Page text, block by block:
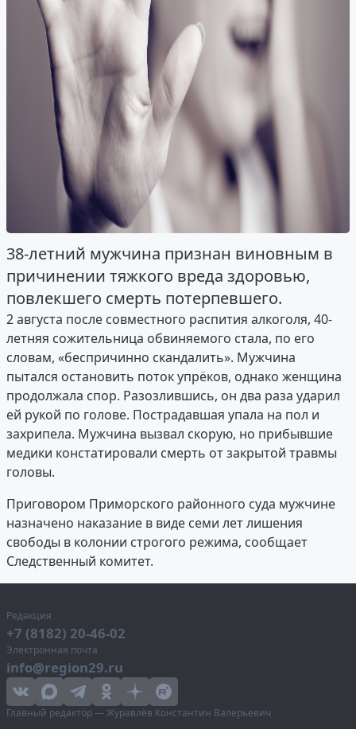
38-летний мужчина признан виновным в
причинении тяжкого вреда здоровью,
повлекшего смерть потерпевшего.
2 августа после совместного распития алкоголя, 40-
летняя сожительница обвиняемого стала, по его
словам, «беспричинно скандалить». Мужчина
пытался остановить поток упрёков, однако женщина
продолжала спор. Разозлившись, он два раза ударил
ей рукой по голове. Пострадавшая упала на пол и
захрипела. Мужчина вызвал скорую, но прибывшие
медики констатировали смерть от закрытой травмы
головы.
Приговором Приморского районного суда мужчине
назначено наказание в виде семи лет лишения
свободы в колонии строгого режима, сообщает
Следственный комитет.
Редакция
+7 (8182) 20-46-02
Электронная почта
info@region29.ru
Главный редактор — Журавлёв Константин Валерьевич